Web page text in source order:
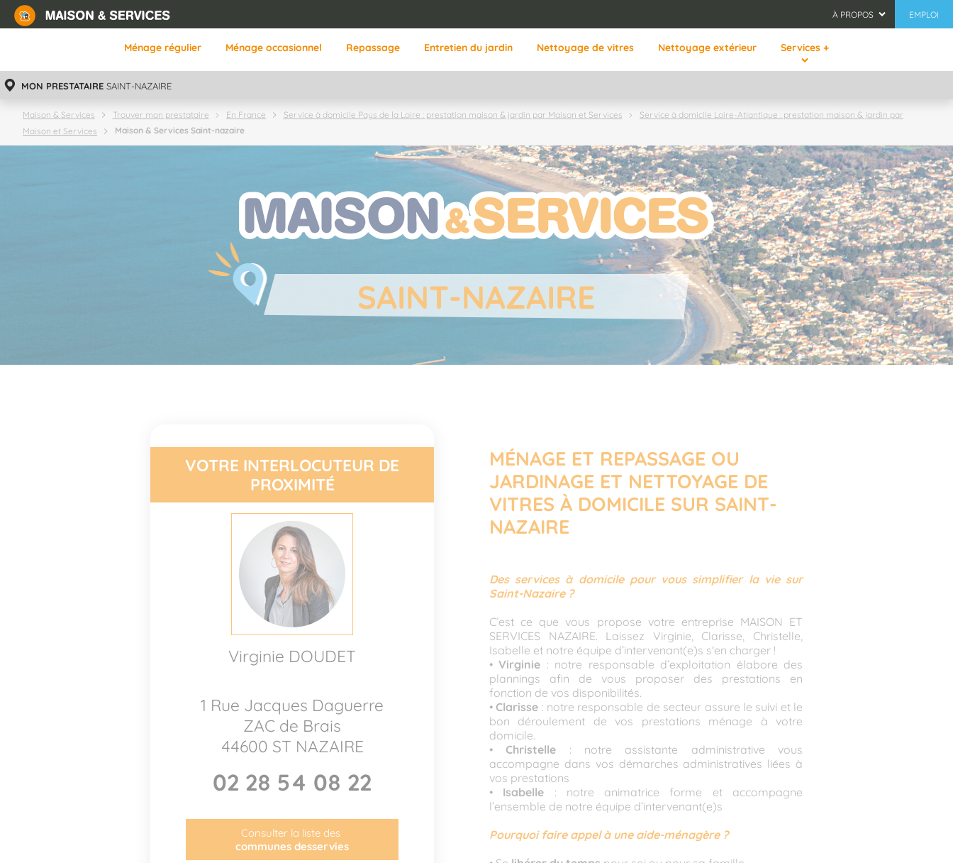
Aller
À PROPOS EMPLOI
Ménage régulier Ménage occasionnel Repassage Entretien du jardin Nettoyage de vitres Nettoyage extérieur Services +
MON PRESTATAIRE SAINT-NAZAIRE
Maison & Services Trouver mon prestataire En France Service à domicile Pays de la Loire : prestation maison & jardin par Maison et Services
Service à domicile Loire-Atlantique : prestation maison & jardin par
Maison et Services
Maison & Services Saint-nazaire
SAINT-NAZAIRE
MÉNAGE ET REPASSAGE OU
JARDINAGE ET NETTOYAGE DE
VITRES À DOMICILE SUR SAINT-
NAZAIRE
Des services à domicile pour vous simplifier la vie sur
Saint-Nazaire ?
C’est ce que vous propose votre entreprise MAISON ET
SERVICES NAZAIRE. Laissez Virginie, Clarisse, Christelle,
Isabelle et notre équipe d’intervenant(e)s s'en charger !
•Virginie : notre responsable d’exploitation élabore des
plannings afin de vous proposer des prestations en
fonction de vos disponibilités.
•Clarisse : notre responsable de secteur assure le suivi et le
bon déroulement de vos prestations ménage à votre
domicile.
•Christelle : notre assistante administrative vous
accompagne dans vos démarches administratives liées à
vos prestations
• Isabelle : notre animatrice forme et accompagne
l’ensemble de notre équipe d’intervenant(e)s
Pourquoi faire appel à une aide-ménagère ?
VOTRE INTERLOCUTEUR DE
PROXIMITÉ
Virginie DOUDET
1 Rue Jacques Daguerre
ZAC de Brais
44600 ST NAZAIRE
02 28 54 08 22
Consulter la liste des
communes desservies